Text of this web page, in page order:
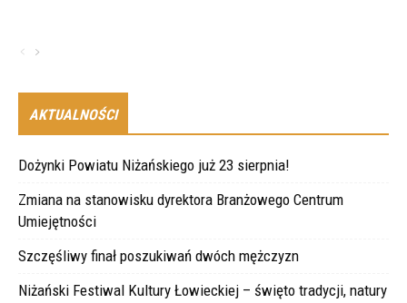
AKTUALNOŚCI
Dożynki Powiatu Niżańskiego już 23 sierpnia!
Zmiana na stanowisku dyrektora Branżowego Centrum
Umiejętności
Szczęśliwy finał poszukiwań dwóch mężczyzn
Niżański Festiwal Kultury Łowieckiej – święto tradycji, natury